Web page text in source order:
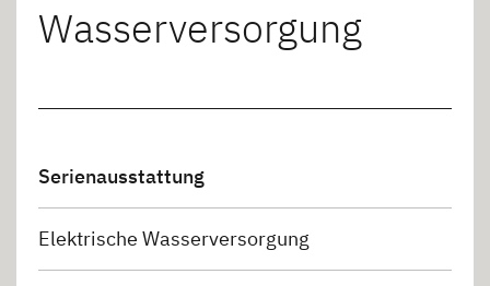
Wasserversorgung
Serienausstattung
Elektrische Wasserversorgung